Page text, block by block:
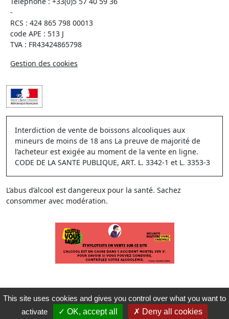
-
RCS : 424 865 798 00013
code APE : 513 J
TVA : FR43424865798
Gestion des cookies
Interdiction de vente de boissons alcooliques aux
mineurs de moins de 18 ans La preuve de majorité de
l’acheteur est exigée au moment de la vente en ligne.
CODE DE LA SANTE PUBLIQUE, ART. L. 3342-1 et L. 3353-3
L’abus d’alcool est dangereux pour la santé. Sachez
consommer avec modération.
This site uses cookies and gives you control over what you want to
activate
OK, accept all Deny all cookies